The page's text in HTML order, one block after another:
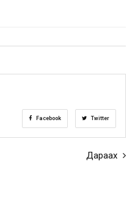
Facebook Twitter
Дараах